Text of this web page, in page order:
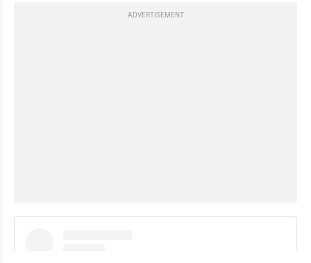
ADVERTISEMENT